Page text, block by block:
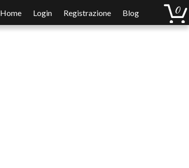
Home Login Registrazione Blog